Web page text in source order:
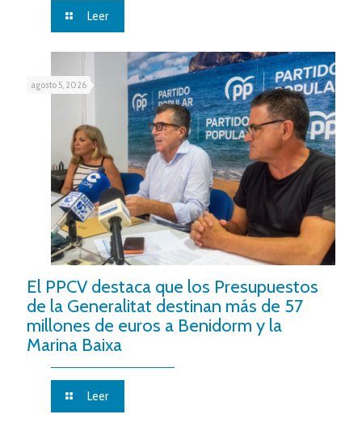
Leer
agosto 5, 2026
El PPCV destaca que los Presupuestos
de la Generalitat destinan más de 57
millones de euros a Benidorm y la
Marina Baixa
Leer